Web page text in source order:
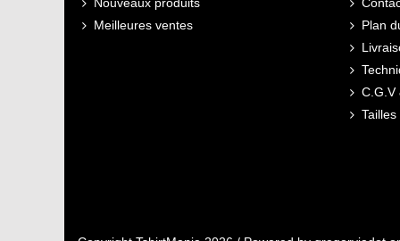
Nouveaux produits
Meilleures ventes
Plan
C.G.V